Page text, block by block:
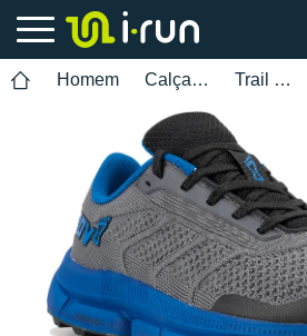
Homem Calçados Trail Running